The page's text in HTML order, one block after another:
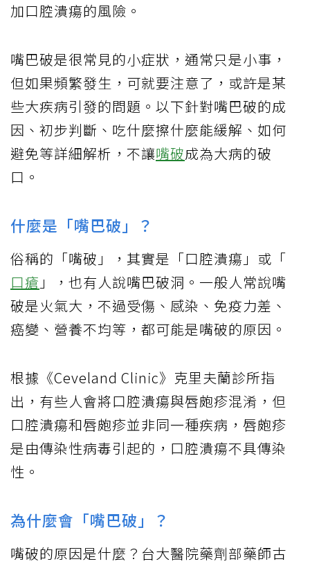
加口腔潰瘍的風險。
嘴巴破是很常見的小症狀，通常只是小事，
但如果頻繁發生，可就要注意了，或許是某
些大疾病引發的問題。以下針對嘴巴破的成
因、初步判斷、吃什麼擦什麼能緩解、如何
避免等詳細解析，不讓嘴破成為大病的破
口。
什麼是「嘴巴破」？
俗稱的「嘴破」，其實是「口腔潰瘍」或「
口瘡 」，也有人說嘴巴破洞。一般人常說嘴
破是火氣大，不過受傷、感染、免疫力差、
癌變、營養不均等，都可能是嘴破的原因。
根據《Ceveland Clinic》克里夫蘭診所指
出，有些人會將口腔潰瘍與唇皰疹混淆，但
口腔潰瘍和唇皰疹並非同一種疾病，唇皰疹
是由傳染性病毒引起的，口腔潰瘍不具傳染
性。
為什麼會「嘴巴破」？
嘴破的原因是什麼？台大醫院藥劑部藥師古